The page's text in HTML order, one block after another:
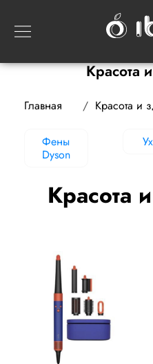
Красота
Главная Красота и
Фены
Dyson
Красота